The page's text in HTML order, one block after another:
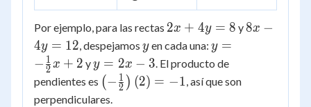
\ne
-1
Por ejemplo, para las rectas 2x
+
4y
=
2x + 4y = 8 y8x
8x −
4y = 12, despejamosy
yen cada una:y = -
\frac{1}
2
y =
− 2
1 x + 2 yy
=
2x
y = 2x − 3. El producto de
pendientes es \left(-
\frac{1}
(− 2
1 ) (2) = −1, así que son
perpendiculares.